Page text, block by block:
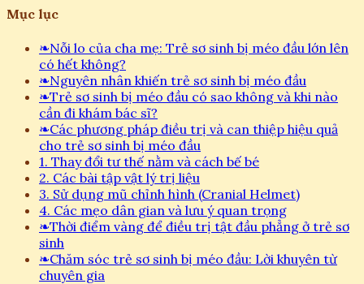
Mục lục
❧Nỗi lo của cha mẹ: Trẻ sơ sinh bị méo đầu lớn lên
có hết không?
❧Nguyên nhân khiến trẻ sơ sinh bị méo đầu
❧Trẻ sơ sinh bị méo đầu có sao không và khi nào
cần đi khám bác sĩ?
❧Các phương pháp điều trị và can thiệp hiệu quả
cho trẻ sơ sinh bị méo đầu
1. Thay đổi tư thế nằm và cách bế bé
2. Các bài tập vật lý trị liệu
3. Sử dụng mũ chỉnh hình (Cranial Helmet)
4. Các mẹo dân gian và lưu ý quan trọng
❧Thời điểm vàng để điều trị tật đầu phẳng ở trẻ sơ
sinh
❧Chăm sóc trẻ sơ sinh bị méo đầu: Lời khuyên từ
chuyên gia